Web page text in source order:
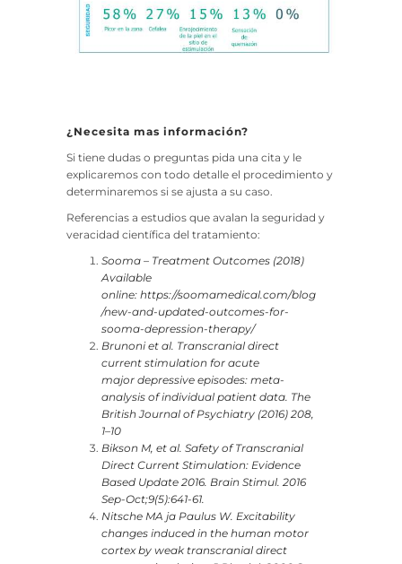
¿Necesita mas información?
Si tiene dudas o preguntas pida una cita y le
explicaremos con todo detalle el procedimiento y
determinaremos si se ajusta a su caso.
Referencias a estudios que avalan la seguridad y
veracidad científica del tratamiento:
Sooma – Treatment Outcomes (2018)
Available
online: https://soomamedical.com/blog
/new-and-updated-outcomes-for-
sooma-depression-therapy/
Brunoni et al. Transcranial direct
current stimulation for acute
major depressive episodes: meta-
analysis of individual patient data. The
British Journal of Psychiatry (2016) 208,
1–10
Bikson M, et al. Safety of Transcranial
Direct Current Stimulation: Evidence
Based Update 2016. Brain Stimul. 2016
Sep-Oct;9(5):641-61.
Nitsche MA ja Paulus W. Excitability
changes induced in the human motor
cortex by weak transcranial direct